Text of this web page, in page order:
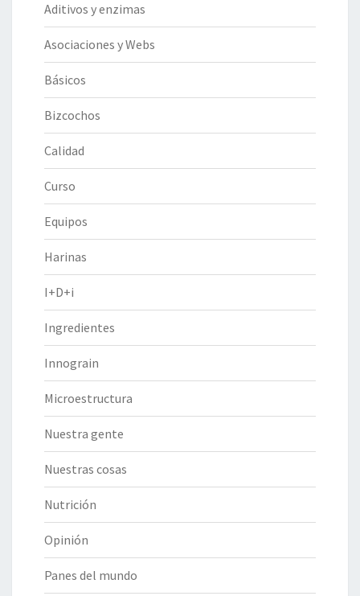
Aditivos y enzimas
Asociaciones y Webs
Básicos
Bizcochos
Calidad
Curso
Equipos
Harinas
I+D+i
Ingredientes
Innograin
Microestructura
Nuestra gente
Nuestras cosas
Nutrición
Opinión
Panes del mundo